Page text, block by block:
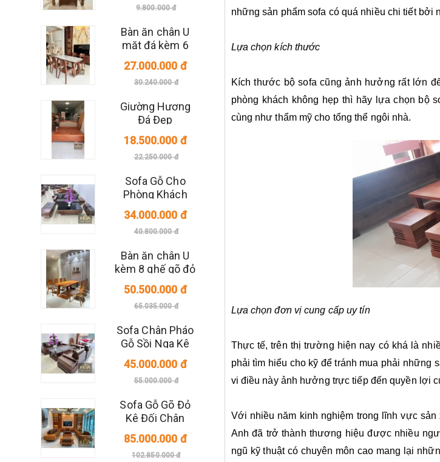
những sản phẩm sofa có quá nhiều chi tiết bởi
Lựa chọn kích thước
Kích thước bộ sofa cũng ảnh hưởng rất lớn
phòng khách không hẹp thì hãy lựa chọn bộ
cùng như thẩm mỹ cho tổng thể ngôi nhà.
Lựa chọn đơn vị cung cấp uy tín
Thực tế, trên thị trường hiện nay có khá là
phải tìm hiểu cho kỹ để tránh mua phải
vi điều này ảnh hưởng trực tiếp đến quyền lợi
Với nhiều năm kinh nghiệm trong lĩnh vực
Anh đã trở thành thương hiệu được nhiều
ngũ kỹ thuật có chuyên môn cao mang lại
9.800.000 đ
Bàn ăn chân U
mặt đá kèm 6
ghế
27.000.000 đ
30.240.000 đ
Giường Hương
Đá Đẹp
18.500.000 đ
22.250.000 đ
Sofa Gỗ Cho
Phòng Khách
Nhỏ Gọn
34.000.000 đ
40.800.000 đ
Bàn ăn chân U
kèm 8 ghế gõ đỏ
50.500.000 đ
65.035.000 đ
Sofa Chân Pháo
Gỗ Sồi Nga Kê
Đối
45.000.000 đ
55.000.000 đ
Sofa Gỗ Gõ Đỏ
Kê Đối Chân
Thuyền
85.000.000 đ
102.850.000 đ